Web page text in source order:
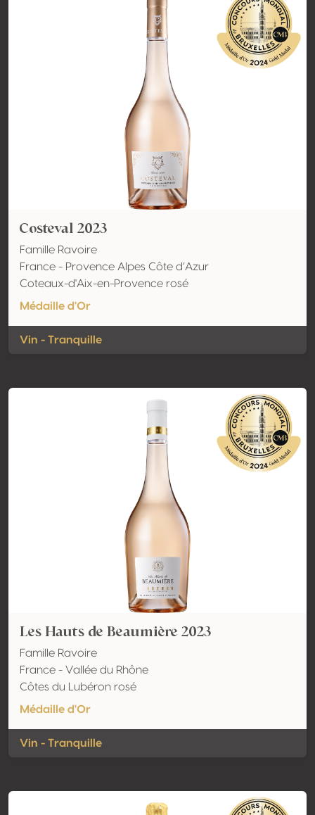
Costeval 2023
Famille Ravoire
France - Provence Alpes Côte d’Azur
Coteaux-d'Aix-en-Provence rosé
Médaille d'Or
Vin - Tranquille
Les Hauts de Beaumière 2023
Famille Ravoire
France - Vallée du Rhône
Côtes du Lubéron rosé
Médaille d'Or
Vin - Tranquille